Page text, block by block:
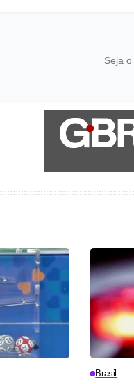
Seja
Brasil